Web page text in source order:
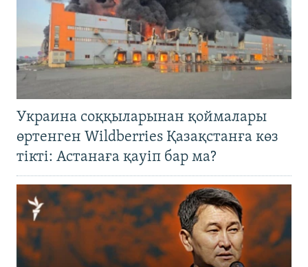
Украина соққыларынан қоймалары
өртенген Wildberries Қазақстанға көз
тікті: Астанаға қауіп бар ма?